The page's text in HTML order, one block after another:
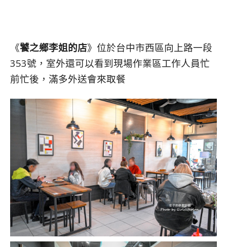
《饕之鄉李姐的店》位於台中市西區向上路一段
353號，室外還可以看到現場作業區工作人員忙
前忙後，滿多外送會來取餐